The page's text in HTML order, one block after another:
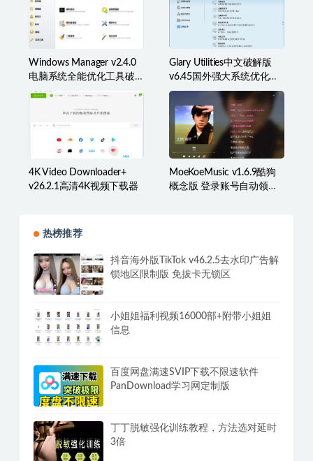
Windows Manager v2.4.0
电脑系统全能优化工具破
解版
Glary Utilities中文破解版
v6.45国外强大系统优化百
宝箱
4K Video Downloader+
v26.2.1高清4K视频下载器
MoeKoeMusic v1.6.9酷狗
概念版 登录账号自动领取
热榜推荐
抖音海外版TikTok v46.2.5去水印广告解
锁地区限制版 免拔卡无锁区
小姐姐福利视频16000部+附带小姐姐
信息
百度网盘满速SVIP下载不限速软件
PanDownload学习网定制版
丁丁脱敏强化训练教程，方法选对延时
3倍